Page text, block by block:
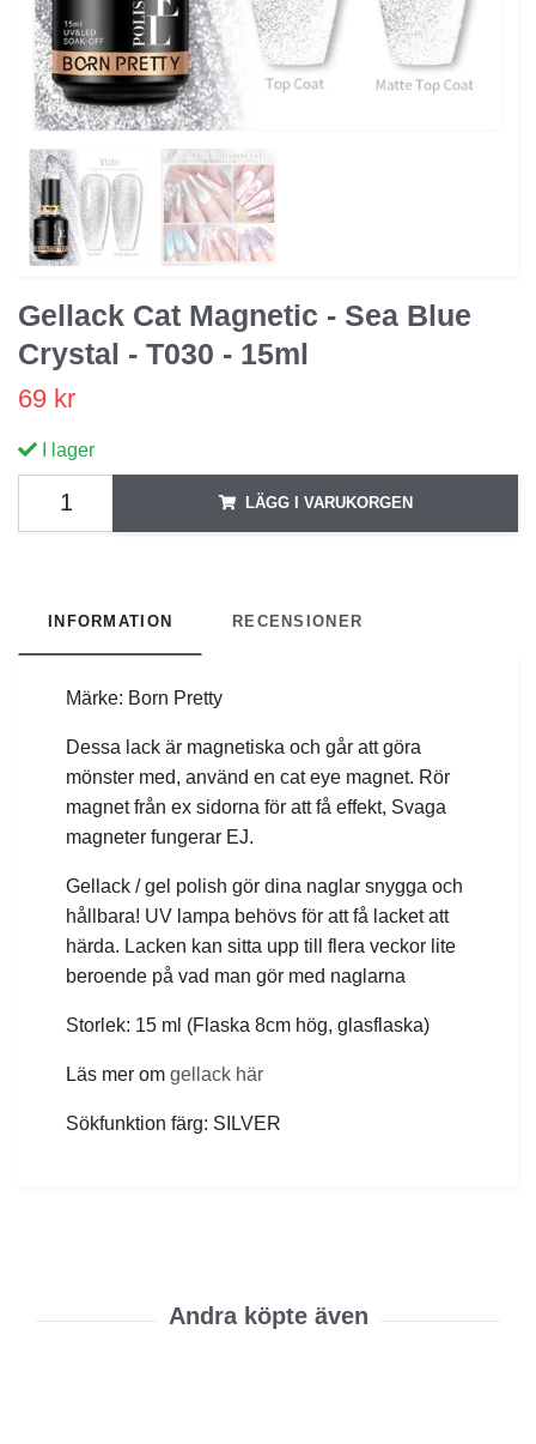
Gellack Cat Magnetic - Sea Blue
Crystal - T030 - 15ml
69 kr
I lager
LÄGG I VARUKORGEN
INFORMATION RECENSIONER
Märke: Born Pretty
Dessa lack är magnetiska och går att göra
mönster med, använd en cat eye magnet. Rör
magnet från ex sidorna för att få effekt, Svaga
magneter fungerar EJ.
Gellack / gel polish gör dina naglar snygga och
hållbara! UV lampa behövs för att få lacket att
härda. Lacken kan sitta upp till flera veckor lite
beroende på vad man gör med naglarna
Storlek: 15 ml (Flaska 8cm hög, glasflaska)
Läs mer om gellack här
Sökfunktion färg: SILVER